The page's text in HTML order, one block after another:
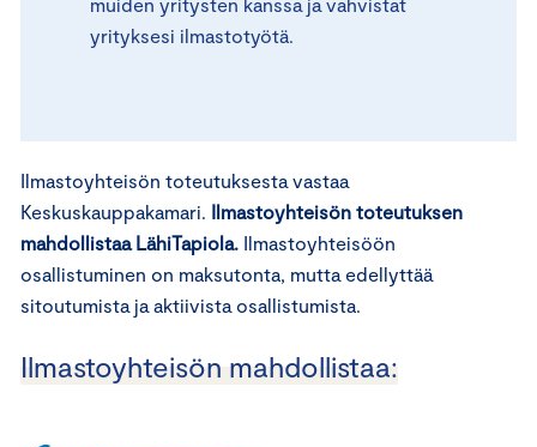
yrityksesi ilmastotyötä.
Ilmastoyhteisön toteutuksesta vastaa
Keskuskauppakamari. Ilmastoyhteisön toteutuksen
mahdollistaa LähiTapiola. Ilmastoyhteisöön
osallistuminen on maksutonta, mutta edellyttää
sitoutumista ja aktiivista osallistumista.
Ilmastoyhteisön mahdollistaa: